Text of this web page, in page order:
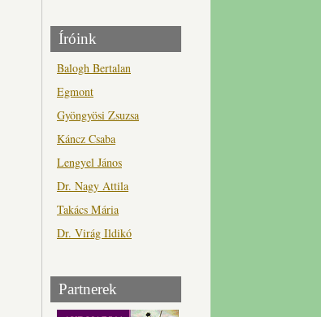
Íróink
Balogh Bertalan
Egmont
Gyöngyösi Zsuzsa
Káncz Csaba
Lengyel János
Dr. Nagy Attila
Takács Mária
Dr. Virág Ildikó
Partnerek